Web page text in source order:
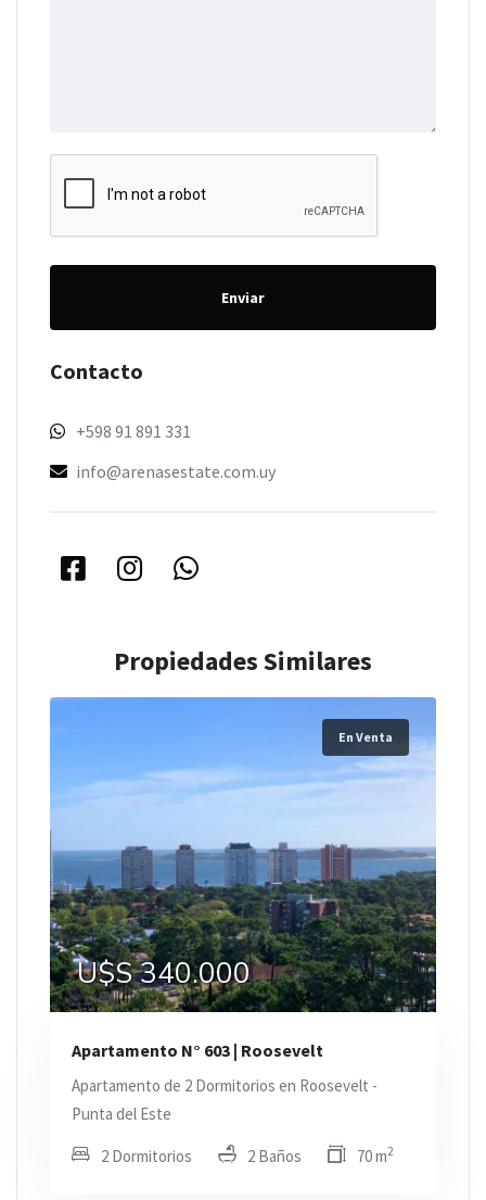
Enviar
Contacto
+598 91 891 331
info@arenasestate.com.uy
Propiedades Similares
En Venta
U$S 340.000
Apartamento N° 603 | Roosevelt
Apartamento de 2 Dormitorios en Roosevelt -
Punta del Este
2 Dormitorios 2 Baños 70 m2